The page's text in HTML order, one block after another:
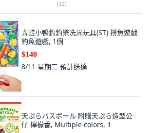
(12)
青蛙小鴨釣釣樂洗澡玩具(ST) 撈魚遊戲
釣魚遊戲, 1個
$140
8/11 星期二 預計送達
天ぷらバスボール 附贈天ぷら造型公
仔 檸檬香, Multiple colors, 1